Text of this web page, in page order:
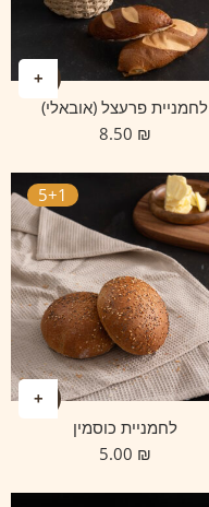
לחמניית פרעצל (אובאלי)
₪
5+1
לחמניית כוסמין
₪